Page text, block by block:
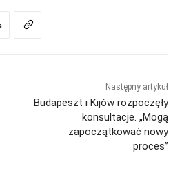
Następny artykuł
Budapeszt i Kijów rozpoczęły
konsultacje. „Mogą
zapoczątkować nowy
proces”